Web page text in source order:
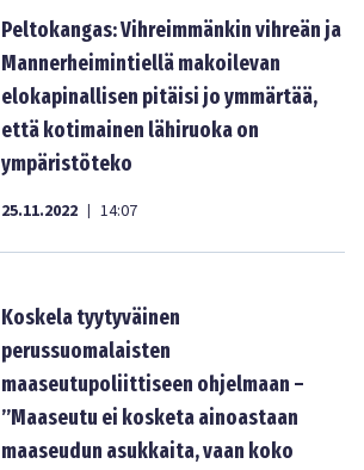
Peltokangas: Vihreimmänkin vihreän ja
Mannerheimintiellä makoilevan
elokapinallisen pitäisi jo ymmärtää,
että kotimainen lähiruoka on
ympäristöteko
25.11.2022 | 14:07
Koskela tyytyväinen
perussuomalaisten
maaseutupoliittiseen ohjelmaan –
”Maaseutu ei kosketa ainoastaan
maaseudun asukkaita, vaan koko